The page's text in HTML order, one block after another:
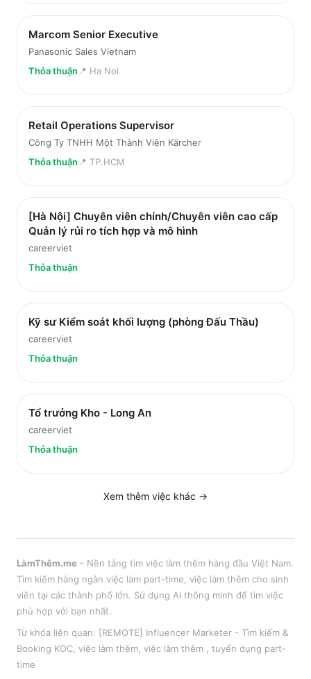
Marcom Senior Executive
Panasonic Sales Vietnam
Thỏa thuận 📍 Ha Noi
Retail Operations Supervisor
Công Ty TNHH Một Thành Viên Kärcher
Thỏa thuận 📍 TP.HCM
[Hà Nội] Chuyên viên chính/Chuyên viên cao cấp
Quản lý rủi ro tích hợp và mô hình
careerviet
Thỏa thuận
Kỹ sư Kiểm soát khối lượng (phòng Đấu Thầu)
careerviet
Thỏa thuận
Tổ trưởng Kho - Long An
careerviet
Thỏa thuận
Xem thêm việc khác →
LàmThêm.me - Nền tảng tìm việc làm thêm hàng đầu Việt Nam.
Tìm kiếm hàng ngàn việc làm part-time, việc làm thêm cho sinh
viên tại các thành phố lớn. Sử dụng AI thông minh để tìm việc
phù hợp với bạn nhất.
Từ khóa liên quan: [REMOTE] Influencer Marketer - Tìm kiếm &
Booking KOC việc làm thêm , việc làm thêm
, tuyển dụng part-
time